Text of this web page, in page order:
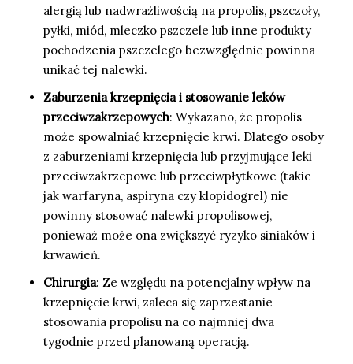
alergią lub nadwrażliwością na propolis, pszczoły,
pyłki, miód, mleczko pszczele lub inne produkty
pochodzenia pszczelego bezwzględnie powinna
unikać tej nalewki.
Zaburzenia krzepnięcia i stosowanie leków
przeciwzakrzepowych: Wykazano, że propolis
może spowalniać krzepnięcie krwi. Dlatego osoby
z zaburzeniami krzepnięcia lub przyjmujące leki
przeciwzakrzepowe lub przeciwpłytkowe (takie
jak warfaryna, aspiryna czy klopidogrel) nie
powinny stosować nalewki propolisowej,
ponieważ może ona zwiększyć ryzyko siniaków i
krwawień.
Chirurgia: Ze względu na potencjalny wpływ na
krzepnięcie krwi, zaleca się zaprzestanie
stosowania propolisu na co najmniej dwa
tygodnie przed planowaną operacją.